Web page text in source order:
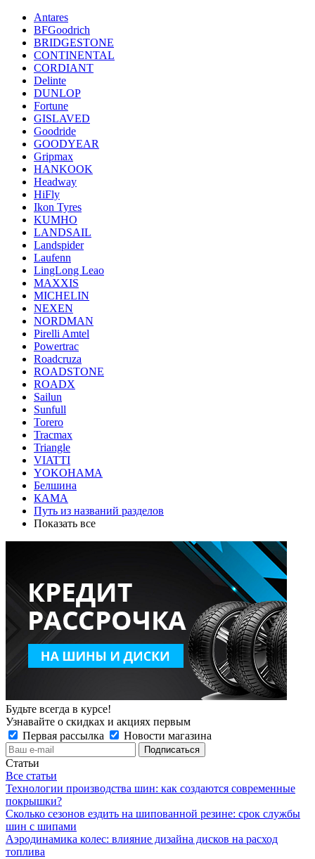
Antares
BFGoodrich
BRIDGESTONE
CONTINENTAL
CORDIANT
Delinte
DUNLOP
Fortune
GISLAVED
Goodride
GOODYEAR
Gripmax
HANKOOK
Headway
HiFly
Ikon Tyres
KUMHO
LANDSAIL
Landspider
Laufenn
LingLong Leao
MAXXIS
MICHELIN
NEXEN
NORDMAN
Pirelli Amtel
Powertrac
Roadcruza
ROADSTONE
ROADX
Sailun
Sunfull
Torero
Tracmax
Triangle
VIATTI
YOKOHAMA
Белшина
КАМА
Путь из названий разделов
Показать все
Будьте всегда в курсе!
Узнавайте о скидках и акциях первым
Первая рассылка
Новости магазина
Статьи
Все статьи
Технологии производства шин: как создаются современные
покрышки?
Сколько сезонов ездить на шипованной резине: срок службы
шин с шипами
Аэродинамика колес: влияние дизайна дисков на расход
топлива